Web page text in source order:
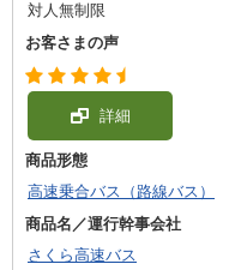
対人無制限
お客さまの声
詳細
商品形態
高速乗合バス（路線バス）
商品名／運行幹事会社
さくら高速バス